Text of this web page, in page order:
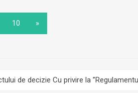
10 »
de decizie Cu privire la